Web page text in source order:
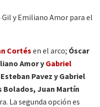
Gil y Emiliano Amor para el
Cortésen el arco; Óscar
Amor y Gabriel
Pavez y Gabriel
Bolados, Juan Martín
La segunda opción es